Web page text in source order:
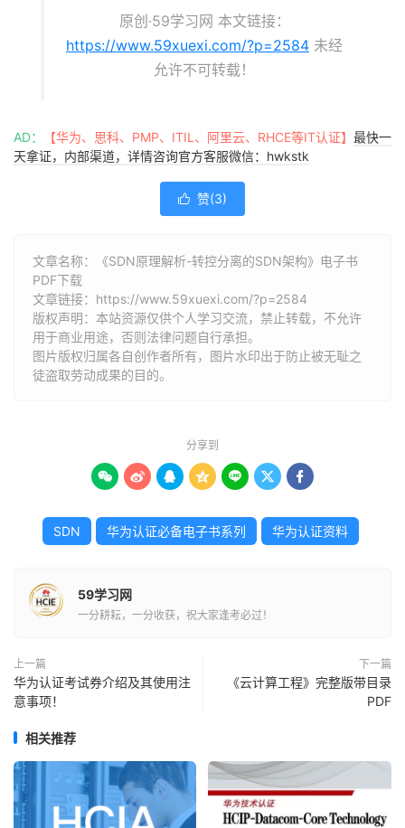
原创·59学习网 本文链接：
https://www.59xuexi.com/?p=2584 未经
允许不可转载！
AD： 【华为、思科、PMP、ITIL、阿里云、RHCE等IT认证】 最快一
天拿证，内部渠道，详情咨询官方客服微信：hwkstk
 赞(3)
文章名称：《SDN原理解析-转控分离的SDN架构》电子书
PDF下载
文章链接： https://www.59xuexi.com/?p=2584
版权声明：本站资源仅供个人学习交流，禁止转载，不允许
用于商业用途，否则法律问题自行承担。
图片版权归属各自创作者所有，图片水印出于防止被无耻之
徒盗取劳动成果的目的。
分享到
      
SDN 华为认证必备电子书系列 华为认证资料
59学习网
一分耕耘，一分收获，祝大家逢考必过！
上一篇
华为认证考试券介绍及其使用注
意事项！
下一篇
《云计算工程》完整版带目录
PDF
相关推荐